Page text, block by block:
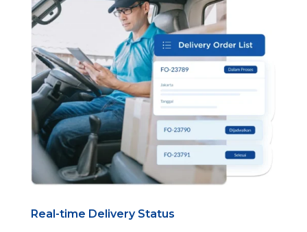
Real-time Delivery Status​